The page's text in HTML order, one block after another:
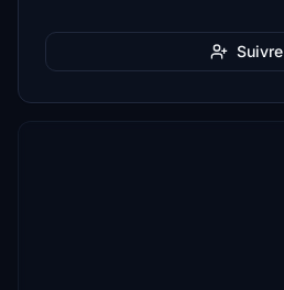
Suivre